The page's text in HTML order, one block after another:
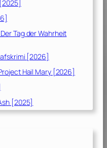
Tag der Wahrheit
[2026]
Hail Mary [2026]
[2025]